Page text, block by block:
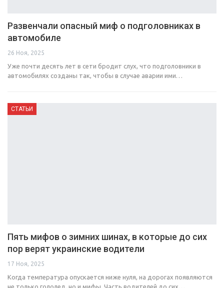
Развенчали опасный миф о подголовниках в
автомобиле
26 Ноя, 2025
Уже почти десять лет в сети бродит слух, что подголовники в
автомобилях созданы так, чтобы в случае аварии ими…
СТАТЬИ
Пять мифов о зимних шинах, в которые до сих
пор верят украинские водители
17 Ноя, 2025
Когда температура опускается ниже нуля, на дорогах появляются
не только гололед, но и мифы. Часть водителей до сих…